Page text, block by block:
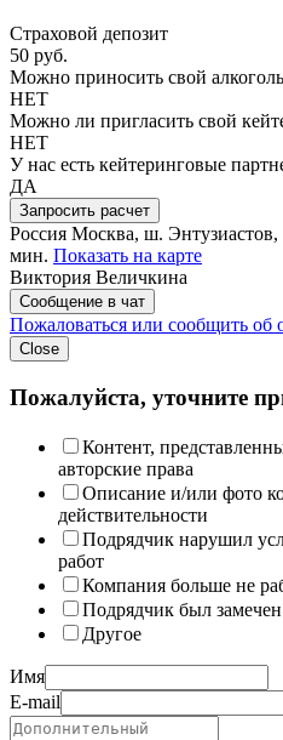
Страховой депозит
50 руб.
Можно приносить свой
НЕТ
Можно ли пригласить свой
НЕТ
У нас есть кейтеринговые
ДА
Запросить расчет
Россия Москва, ш. Энтузиастов,
мин. Показать на карте
Виктория Величкина
Сообщение в чат
Пожаловаться или сообщить об
Close
Пожалуйста, уточните
Контент,
авторские права
Описание и/или фото
действительности
Подрядчик нарушил
работ
Компания больше не
Подрядчик был
Другое
Имя
E-mail